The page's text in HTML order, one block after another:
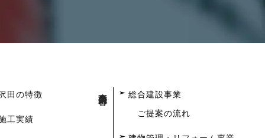
田の特徴
工実績
総合建設事業
ご提案の流れ